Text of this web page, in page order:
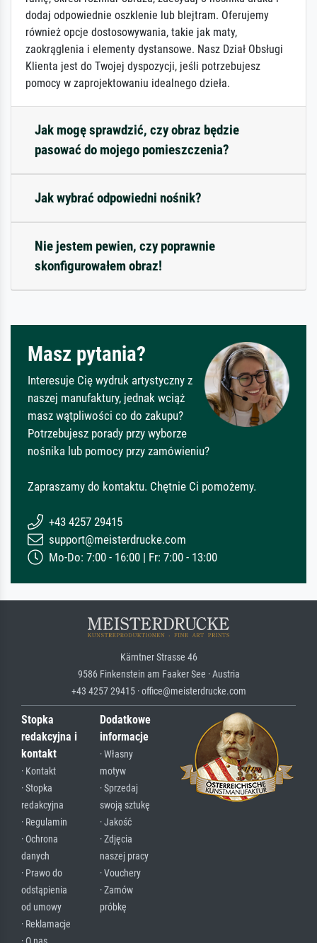
dodaj odpowiednie oszklenie lub blejtram. Oferujemy
również opcje dostosowywania, takie jak maty,
zaokrąglenia i elementy dystansowe. Nasz Dział Obsługi
Klienta jest do Twojej dyspozycji, jeśli potrzebujesz
pomocy w zaprojektowaniu idealnego dzieła.
Jak mogę sprawdzić, czy obraz będzie
pasować do mojego pomieszczenia?
Jak wybrać odpowiedni nośnik?
Nie jestem pewien, czy poprawnie
skonfigurowałem obraz!
Masz pytania?
Interesuje Cię wydruk artystyczny z
naszej manufaktury, jednak wciąż
masz wątpliwości co do zakupu?
Potrzebujesz porady przy wyborze
nośnika lub pomocy przy zamówieniu?
Zapraszamy do kontaktu. Chętnie Ci pomożemy.
+43 4257 29415
support@meisterdrucke.com
Mo-Do: 7:00 - 16:00 | Fr: 7:00 - 13:00
Kärntner Strasse 46
9586 Finkenstein am Faaker See · Austria
+43 4257 29415 · office@meisterdrucke.com
Stopka
redakcyjna i
kontakt
· Kontakt
· Stopka
redakcyjna
· Regulamin
· Ochrona
danych
· Prawo do
odstąpienia
od umowy
· Reklamacje
Dodatkowe
informacje
· Własny
motyw
· Sprzedaj
swoją sztukę
· Jakość
· Zdjęcia
naszej pracy
· Vouchery
· Zamów
próbkę